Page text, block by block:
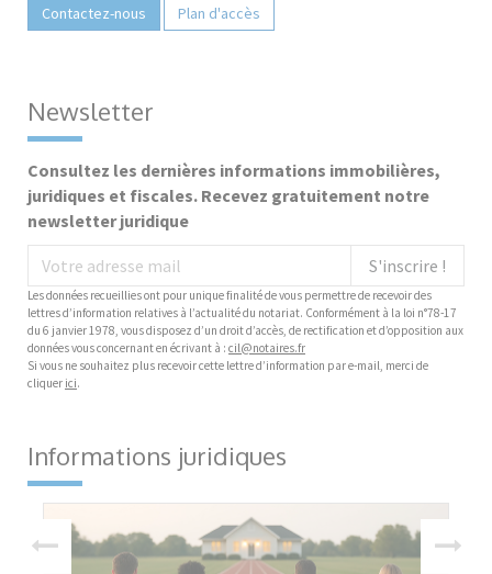
Contactez-nous Plan d'accès
Newsletter
Consultez les dernières informations immobilières,
juridiques et fiscales. Recevez gratuitement notre
newsletter juridique
S'inscrire !
Les données recueillies ont pour unique finalité de vous permettre de recevoir des
lettres d’information relatives à l’actualité du notariat. Conformément à la loi n°78-17
du 6 janvier 1978, vous disposez d’un droit d’accès, de rectification et d’opposition aux
données vous concernant en écrivant à : cil@notaires.fr
Si vous ne souhaitez plus recevoir cette lettre d’information par e-mail, merci de
cliquer ici.
Informations juridiques